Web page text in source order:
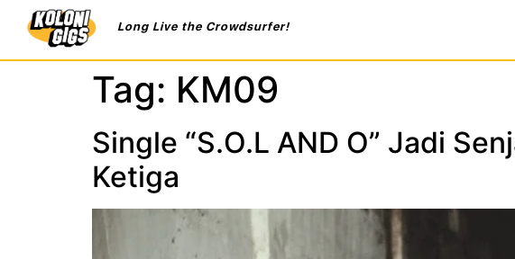
Long Live the Crowdsurfer!
Tag: KM09
Single “S.O.L AND O” Jadi
Ketiga